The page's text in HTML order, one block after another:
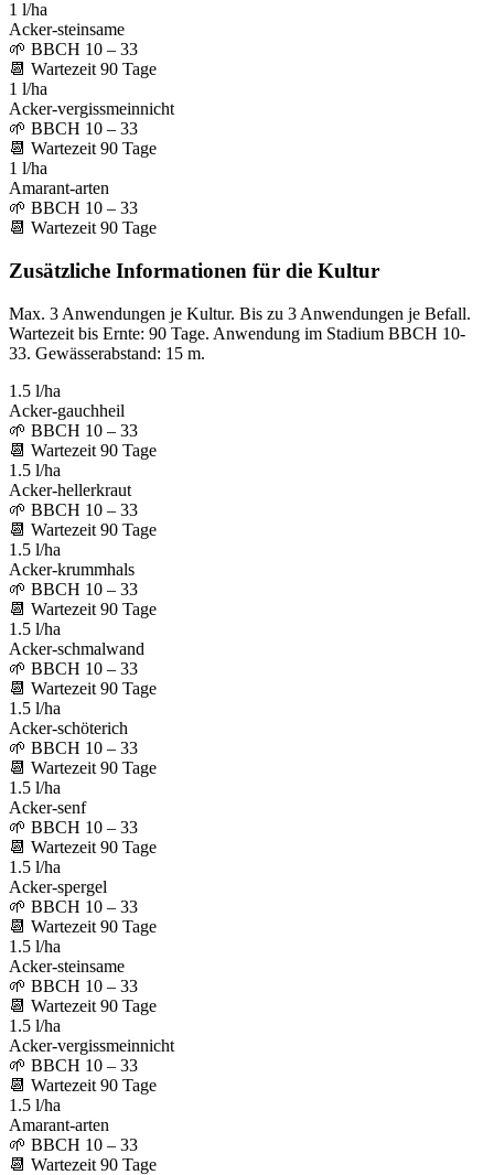
1 l/ha
Acker-steinsame
🌱 BBCH 10 – 33
📆 Wartezeit 90 Tage
1 l/ha
Acker-vergissmeinnicht
🌱 BBCH 10 – 33
📆 Wartezeit 90 Tage
1 l/ha
Amarant-arten
🌱 BBCH 10 – 33
📆 Wartezeit 90 Tage
Zusätzliche Informationen für die Kultur
Max. 3 Anwendungen je Kultur. Bis zu 3 Anwendungen je Befall.
Wartezeit bis Ernte: 90 Tage. Anwendung im Stadium BBCH 10-
33. Gewässerabstand: 15 m.
1.5 l/ha
Acker-gauchheil
🌱 BBCH 10 – 33
📆 Wartezeit 90 Tage
1.5 l/ha
Acker-hellerkraut
🌱 BBCH 10 – 33
📆 Wartezeit 90 Tage
1.5 l/ha
Acker-krummhals
🌱 BBCH 10 – 33
📆 Wartezeit 90 Tage
1.5 l/ha
Acker-schmalwand
🌱 BBCH 10 – 33
📆 Wartezeit 90 Tage
1.5 l/ha
Acker-schöterich
🌱 BBCH 10 – 33
📆 Wartezeit 90 Tage
1.5 l/ha
Acker-senf
🌱 BBCH 10 – 33
📆 Wartezeit 90 Tage
1.5 l/ha
Acker-spergel
🌱 BBCH 10 – 33
📆 Wartezeit 90 Tage
1.5 l/ha
Acker-steinsame
🌱 BBCH 10 – 33
📆 Wartezeit 90 Tage
1.5 l/ha
Acker-vergissmeinnicht
🌱 BBCH 10 – 33
📆 Wartezeit 90 Tage
1.5 l/ha
Amarant-arten
🌱 BBCH 10 – 33
📆 Wartezeit 90 Tage